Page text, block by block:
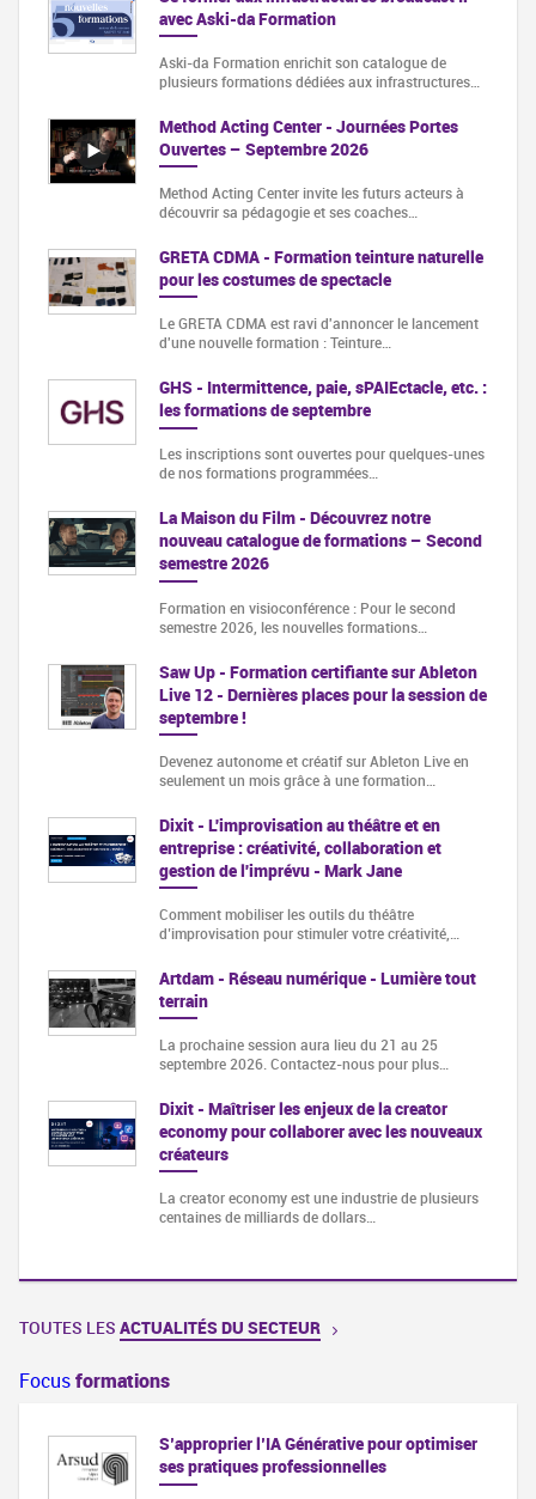
avec Aski-da Formation
Aski-da Formation enrichit son catalogue de
plusieurs formations dédiées aux infrastructures…
Method Acting Center - Journées Portes
Ouvertes – Septembre 2026
Method Acting Center invite les futurs acteurs à
découvrir sa pédagogie et ses coaches…
GRETA CDMA - Formation teinture naturelle
pour les costumes de spectacle
Le GRETA CDMA est ravi d'annoncer le lancement
d'une nouvelle formation : Teinture…
GHS - Intermittence, paie, sPAIEctacle, etc. :
les formations de septembre
Les inscriptions sont ouvertes pour quelques-unes
de nos formations programmées…
La Maison du Film - Découvrez notre
nouveau catalogue de formations – Second
semestre 2026
Formation en visioconférence : Pour le second
semestre 2026, les nouvelles formations…
Saw Up - Formation certifiante sur Ableton
Live 12 - Dernières places pour la session de
septembre !
Devenez autonome et créatif sur Ableton Live en
seulement un mois grâce à une formation…
Dixit - L'improvisation au théâtre et en
entreprise : créativité, collaboration et
gestion de l'imprévu - Mark Jane
Comment mobiliser les outils du théâtre
d’improvisation pour stimuler votre créativité,…
Artdam - Réseau numérique - Lumière tout
terrain
La prochaine session aura lieu du 21 au 25
septembre 2026. Contactez-nous pour plus…
Dixit - Maîtriser les enjeux de la creator
economy pour collaborer avec les nouveaux
créateurs
La creator economy est une industrie de plusieurs
centaines de milliards de dollars…
TOUTES LES ACTUALITÉS DU SECTEUR
Focusformations
S’approprier l’IA Générative pour optimiser
ses pratiques professionnelles